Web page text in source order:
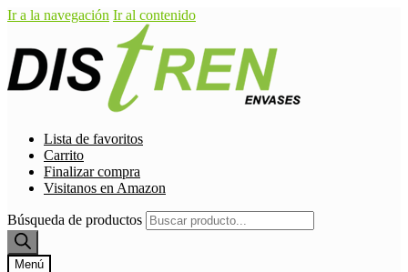
Ir a la navegación Ir al contenido
Lista de favoritos
Carrito
Finalizar compra
Visitanos en Amazon
Búsqueda de productos
Menú